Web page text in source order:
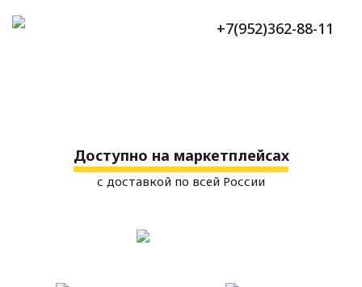
+7(952)362-88-11
Доступно на маркетплейсах
с доставкой по всей России